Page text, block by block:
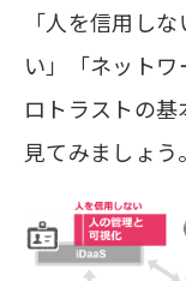
「人を信用し
い」「ネット
ロトラストの
見てみましょう。